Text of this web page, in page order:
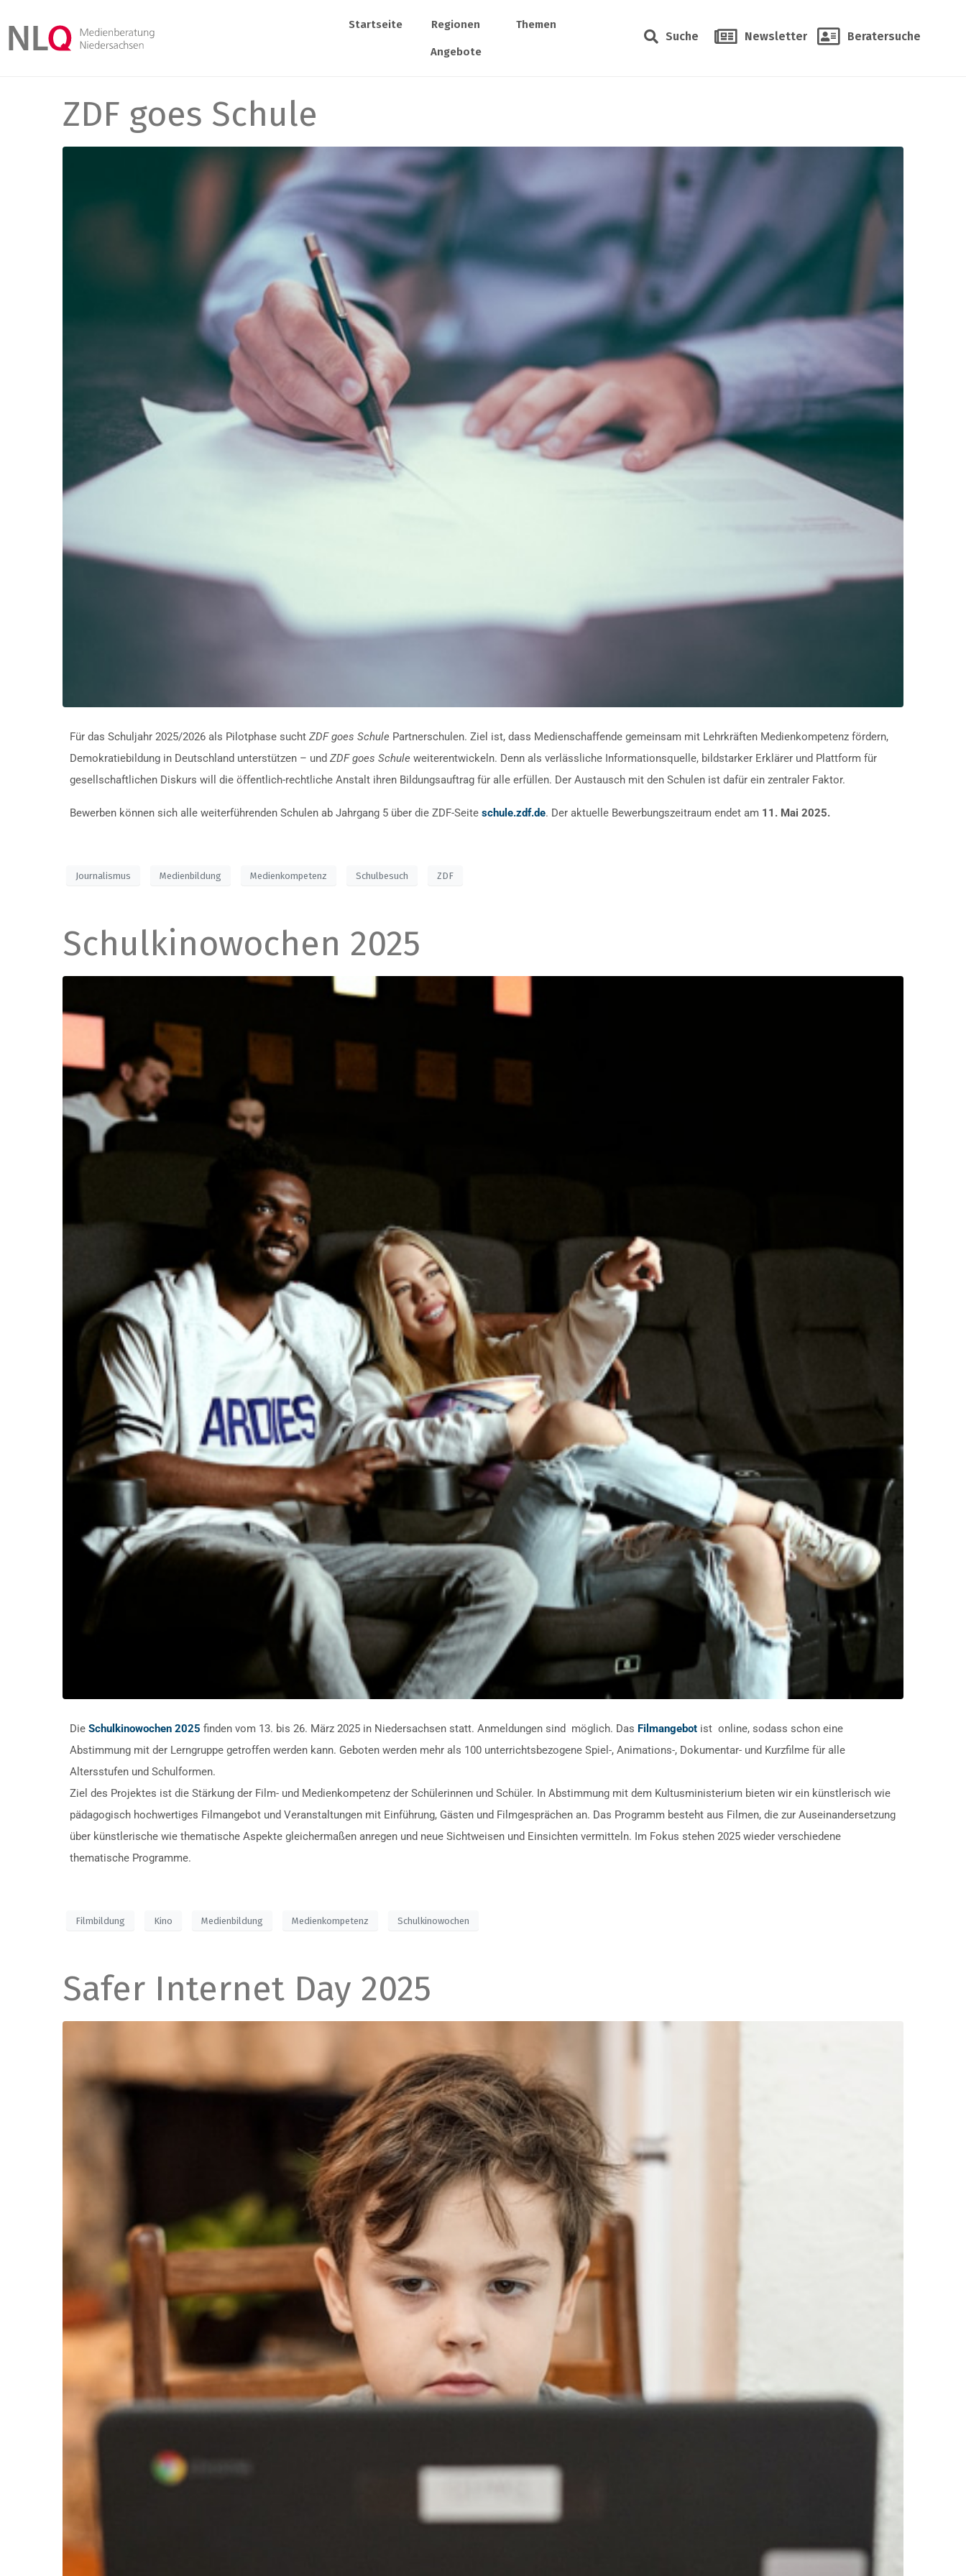
Startseite Regionen Themen
Angebote
Suche Newsletter Beratersuche
ZDF goes Schule
Für das Schuljahr 2025/2026 als Pilotphase suchtZDF goes Schule Partnerschulen. Ziel ist, dass Medienschaffende gemeinsam mit Lehrkräften Medienkompetenz fördern,
Demokratiebildung in Deutschland unterstützen – undZDF goes Schule weiterentwickeln. Denn als verlässliche Informationsquelle, bildstarker Erklärer und Plattform für
gesellschaftlichen Diskurs will die öffentlich-rechtliche Anstalt ihren Bildungsauftrag für alle erfüllen. Der Austausch mit den Schulen ist dafür ein zentraler Faktor.
Bewerben können sich alle weiterführenden Schulen ab Jahrgang 5 über die ZDF-Seiteschule.zdf.de. Der aktuelle Bewerbungszeitraum endet am 11. Mai 2025.
Journalismus Medienbildung Medienkompetenz Schulbesuch ZDF
Schulkinowochen 2025
DieSchulkinowochen 2025 finden vom 13. bis 26. März 2025 in Niedersachsen statt. Anmeldungen sind möglich. Das Filmangebot ist online, sodass schon eine
Abstimmung mit der Lerngruppe getroffen werden kann. Geboten werden mehr als 100 unterrichtsbezogene Spiel-, Animations-, Dokumentar- und Kurzfilme für alle
Altersstufen und Schulformen.
Ziel des Projektes ist die Stärkung der Film- und Medienkompetenz der Schülerinnen und Schüler. In Abstimmung mit dem Kultusministerium bieten wir ein künstlerisch wie
pädagogisch hochwertiges Filmangebot und Veranstaltungen mit Einführung, Gästen und Filmgesprächen an. Das Programm besteht aus Filmen, die zur Auseinandersetzung
über künstlerische wie thematische Aspekte gleichermaßen anregen und neue Sichtweisen und Einsichten vermitteln. Im Fokus stehen 2025 wieder verschiedene
thematische Programme.
Filmbildung Kino Medienbildung Medienkompetenz Schulkinowochen
Safer Internet Day 2025